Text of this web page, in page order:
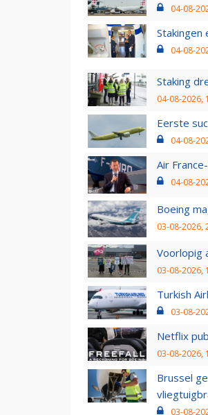
04-08-
Stakingen
04-08-
Staking
04-08-2026,
Eerste
04-08-
Air
04-08-
Boeing
03-08-2026,
Voorlopig
03-08-2026,
Turkish
03-08-
Netflix
03-08-2026,
Brussel
03-08-